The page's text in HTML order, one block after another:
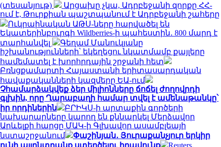
(տեսանյութ)
Արցախը չկա, Ադրբեջանի զորքը ՀՀ-
ում է, Թուրքիան պաշտպանում է Ադրբեջանի շահերը
Ուկրաինական ԱԹՍ-ները հարվածել են
Եկատերինբուրգի Wildberries-ի պահեստին․ 800 մարդ է
տարհանվել
Գեղամ Մանուկյանը
իշխանությունների՝ եկեղեցու նկատմամբ քայլերը
համեմատել է խորհրդային շրջանի հետ
Բռնցքամարտի Հայաստանի երիտասարդական
հավաքականների կազմերը ԵԱ-ում
Չհամարձակվեք ձեր միլիոնները ճոճել ժողովրդի
գլխին, որը Ղարաբաղի համար տվել է ամենաթանկը՝
իր որդիներին
ԲՐԻԿՍ-ի արտաքին գործերի
նախարարները կարող են քննարկել Մերձավոր
Արևելքի հարցը ՄԱԿ-ի Գլխավոր ասամբլեայի
նստաշրջանում
Փաշինյան․ Յուրաքանչյուր երկիր
ունի այլընտրանք ստեղծելու իրավունք
Reuters.